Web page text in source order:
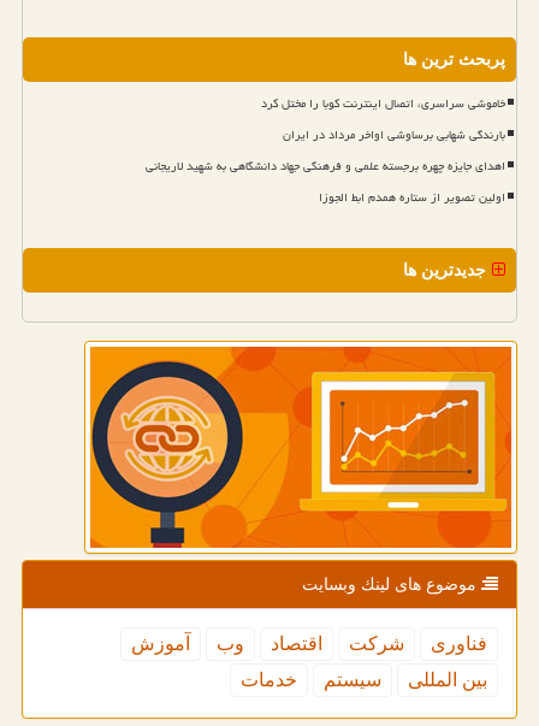
پربحث ترین ها
خاموشی سراسری، اتصال اینترنت کوبا را مختل کرد
بارندگی شهابی برساوشی اواخر مرداد در ایران
اهدای جایزه چهره برجسته علمی و فرهنگی جهاد دانشگاهی به شهید لاریجانی
اولین تصویر از ستاره همدم ابط الجوزا
جدیدترین ها
موضوع های لینك وبسایت
فناوری شركت اقتصاد وب
آموزش
بین المللی
سیستم خدمات